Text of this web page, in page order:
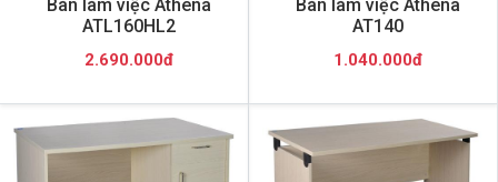
Bàn làm việc Athena
ATL160HL2
2.690.000đ
Bàn làm việc Athena
AT140
1.040.000đ